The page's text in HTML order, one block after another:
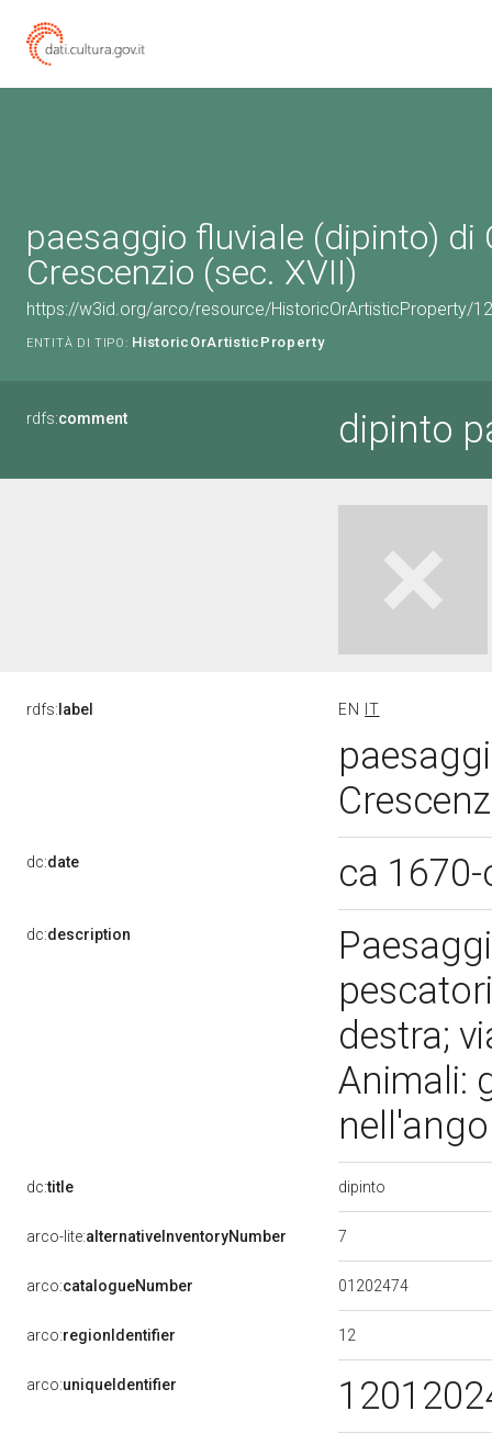
paesaggio fluviale (dipinto) di
Crescenzio (sec. XVII)
https://w3id.org/arco/resource/HistoricOrArtisticProperty/
ENTITÀ DI TIPO: HistoricOrArtisticProperty
rdfs:comment dipinto
rdfs: label EN IT
dc:date ca
dc:description
destra;
Animali:
dc:title dipinto
arco-lite:alternativeInventoryNumber 7
arco:catalogueNumber 01202474
arco:regionIdentifier 12
arco:uniqueIdentifier